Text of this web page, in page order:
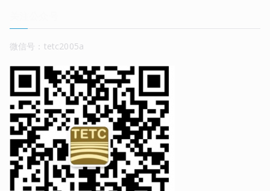
微信号：tetc2005a